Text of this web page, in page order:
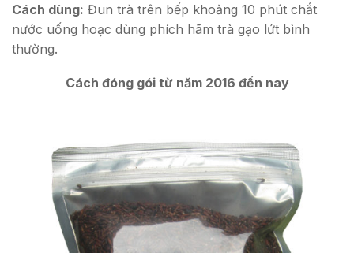
Cách dùng: Đun trà trên bếp khoảng 10 phút chắt
nước uống hoạc dùng phích hãm trà gạo lứt bình
thường.
Cách đóng gói từ năm 2016 đến nay